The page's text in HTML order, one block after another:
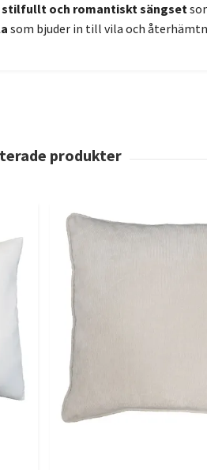
stilfullt och romantiskt sängset
som bjuder in till vila och